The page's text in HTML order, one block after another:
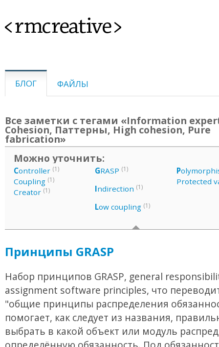
<rmcreative>
БЛОГ ФАЙЛЫ
Все заметки с тегами «Information
Cohesion, Паттерны, High cohesion, Pure
fabrication»
Можно уточнить:
Controller (1)
Coupling (1)
Creator (1)
GRASP (1)
Indirection (1)
Low coupling (1)
P
Protected
Принципы GRASP
Набор принципов GRASP, general
assignment software principles, что
"общие принципы распределения
помогает, как следует из названия,
выбрать в какой объект или модуль